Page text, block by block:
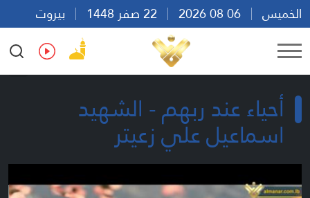
الخميس
بيروت
10:51
Ar En Fr Es
أحياء عند ربهم - الشهيد
اسماعيل علي زعيتر